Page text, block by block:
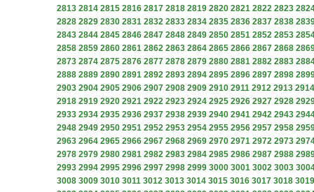
2813 2814 2815 2816 2817 2818 2819 2820 2821 2822 2823
2828 2829 2830 2831 2832 2833 2834 2835 2836 2837 2838
2843 2844 2845 2846 2847 2848 2849 2850 2851 2852 2853
2858 2859 2860 2861 2862 2863 2864 2865 2866 2867 2868
2873 2874 2875 2876 2877 2878 2879 2880 2881 2882 2883
2888 2889 2890 2891 2892 2893 2894 2895 2896 2897 2898
2903 2904 2905 2906 2907 2908 2909 2910 2911 2912 2913 2914
2918 2919 2920 2921 2922 2923 2924 2925 2926 2927 2928
2933 2934 2935 2936 2937 2938 2939 2940 2941 2942 2943
2948 2949 2950 2951 2952 2953 2954 2955 2956 2957 2958
2963 2964 2965 2966 2967 2968 2969 2970 2971 2972 2973
2978 2979 2980 2981 2982 2983 2984 2985 2986 2987 2988
2993 2994 2995 2996 2997 2998 2999 3000 3001 3002 3003
3008 3009 3010 3011 3012 3013 3014 3015 3016 3017 3018 3019